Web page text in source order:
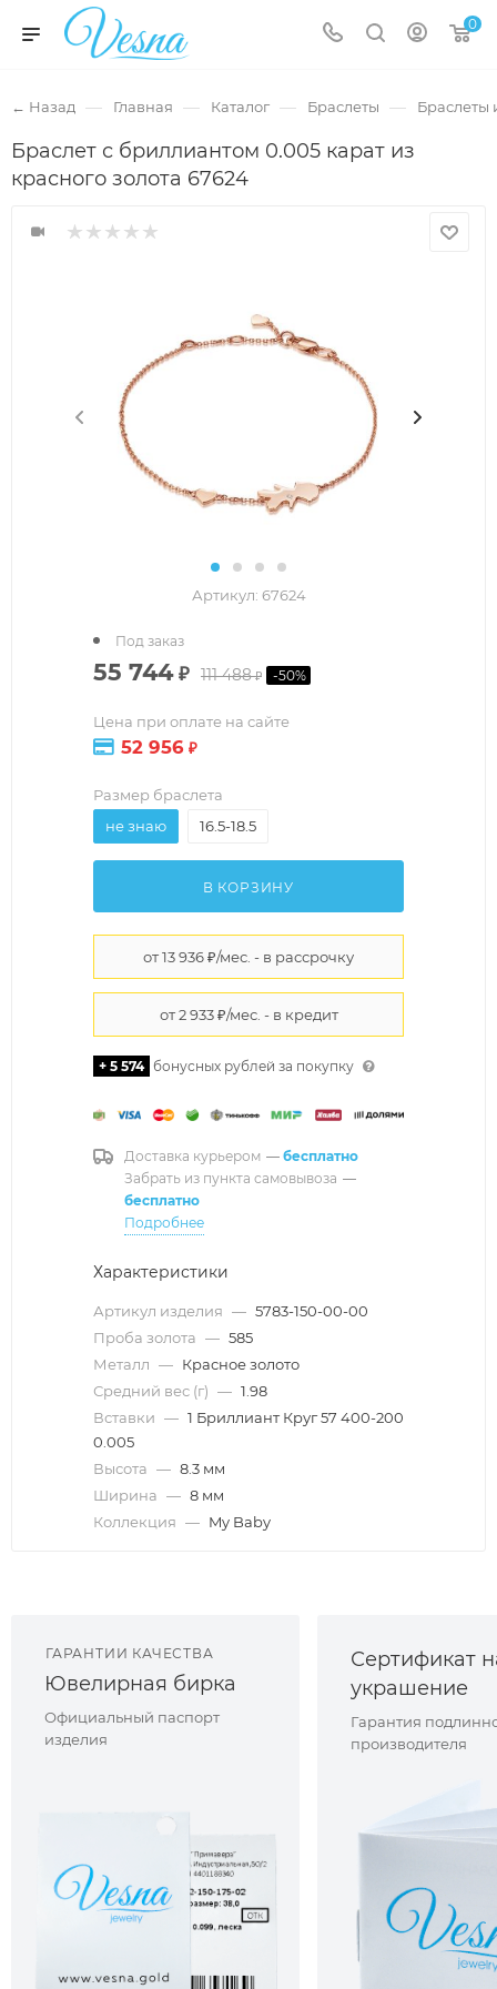
0
← Назад — Главная — Каталог — Браслеты — Браслеты
Браслет с бриллиантом 0.005 карат из
красного золота 67624
Артикул: 67624
55 744₽ 111 488₽ -50%
Цена при оплате на сайте
52 956 ₽
Под заказ
Размер браслета
не знаю
16.5-18.5
В КОРЗИНУ
+ 5 574 бонусных рублей за покупку
Доставка курьером — бесплатно
Забрать из пункта самовывоза —
бесплатно
Подробнее
Характеристики
Артикул изделия — 5783-150-00-00
Проба золота — 585
Металл — Красное золото
Средний вес (г) — 1.98
Вставки — 1 Бриллиант Круг 57 400-200
0.005
Высота — 8.3 мм
Ширина — 8 мм
Коллекция — My Baby
ГАРАНТИИ КАЧЕСТВА
Ювелирная бирка
Официальный паспорт
изделия
Сертификат
украшение
Гарантия
производителя